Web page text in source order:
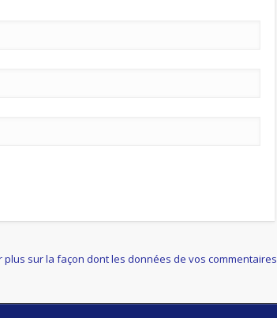
plus sur la façon dont les données de vos commentaires